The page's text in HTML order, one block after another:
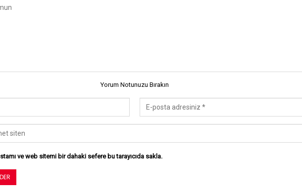
Yorum Notunuzu Bırakın
ve web sitemi bir dahaki sefere bu tarayıcıda sakla.